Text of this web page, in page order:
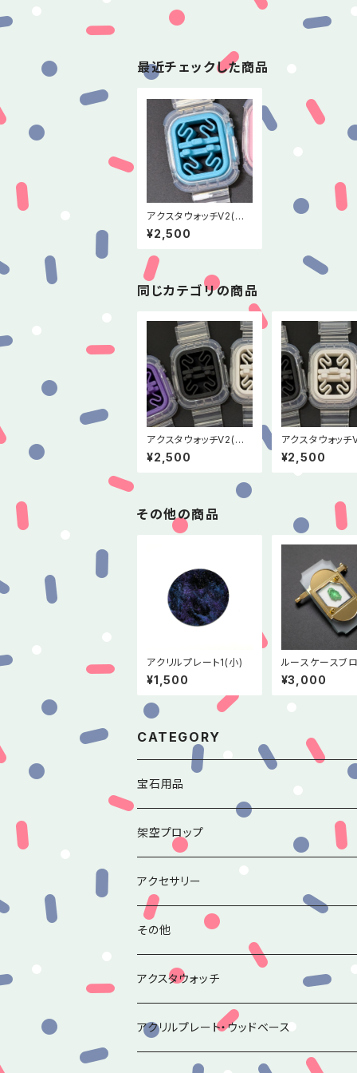
最近チェックした商品
アクスタウォッチV2(ラ
イトブルー)
¥2,500
同じカテゴリの商品
アクスタウォッチV2(ブ
ラック)
¥2,500
アクスタウォッ
ワイト)
¥2,500
その他の商品
アクリルプレート1(小)
¥1,500
ルースケースブ
アール・デコ100
念デザイン>
¥3,000
CATEGORY
宝石用品
香水瓶のルースチャームシリーズ
アンティークミラーのルースチャームシリー
その他ルースチャーム
架空プロップ
アクセサリー
その他
アクスタウォッチ
アクリルプレート・ウッドベース